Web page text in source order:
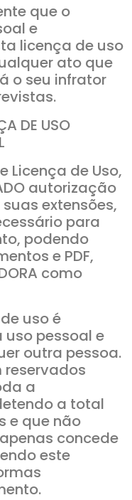
que o
e
licença de uso
ato que
o seu infrator
DE USO
Licença de Uso,
autorização
extensões,
para
podendo
e PDF,
como
uso é
uso pessoal e
outra pessoa.
reservados
a
a total
e que não
concede
este